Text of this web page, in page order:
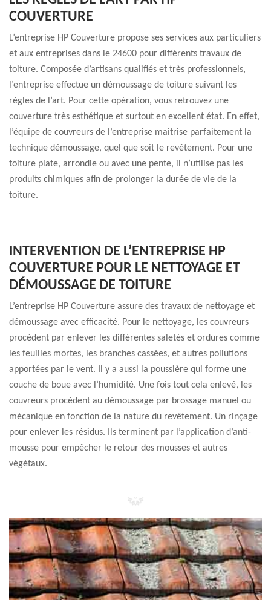
COUVERTURE
L’entreprise HP Couverture propose ses services aux particuliers
et aux entreprises dans le 24600 pour différents travaux de
toiture. Composée d’artisans qualifiés et très professionnels,
l’entreprise effectue un démoussage de toiture suivant les
règles de l’art. Pour cette opération, vous retrouvez une
couverture très esthétique et surtout en excellent état. En effet,
l’équipe de couvreurs de l’entreprise maitrise parfaitement la
technique démoussage, quel que soit le revêtement. Pour une
toiture plate, arrondie ou avec une pente, il n’utilise pas les
produits chimiques afin de prolonger la durée de vie de la
toiture.
INTERVENTION DE L’ENTREPRISE HP
COUVERTURE POUR LE NETTOYAGE ET
DÉMOUSSAGE DE TOITURE
L’entreprise HP Couverture assure des travaux de nettoyage et
démoussage avec efficacité. Pour le nettoyage, les couvreurs
procèdent par enlever les différentes saletés et ordures comme
les feuilles mortes, les branches cassées, et autres pollutions
apportées par le vent. Il y a aussi la poussière qui forme une
couche de boue avec l’humidité. Une fois tout cela enlevé, les
couvreurs procèdent au démoussage par brossage manuel ou
mécanique en fonction de la nature du revêtement. Un rinçage
pour enlever les résidus. Ils terminent par l’application d’anti-
mousse pour empêcher le retour des mousses et autres
végétaux.